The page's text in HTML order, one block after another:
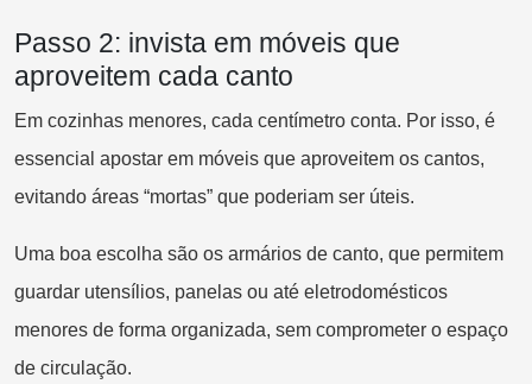
Passo 2: invista em móveis que
aproveitem cada canto
Em cozinhas menores, cada centímetro conta. Por isso, é
essencial apostar em móveis que aproveitem os cantos,
evitando áreas “mortas” que poderiam ser úteis.
Uma boa escolha são os armários de canto, que permitem
guardar utensílios, panelas ou até eletrodomésticos
menores de forma organizada, sem comprometer o espaço
de circulação.